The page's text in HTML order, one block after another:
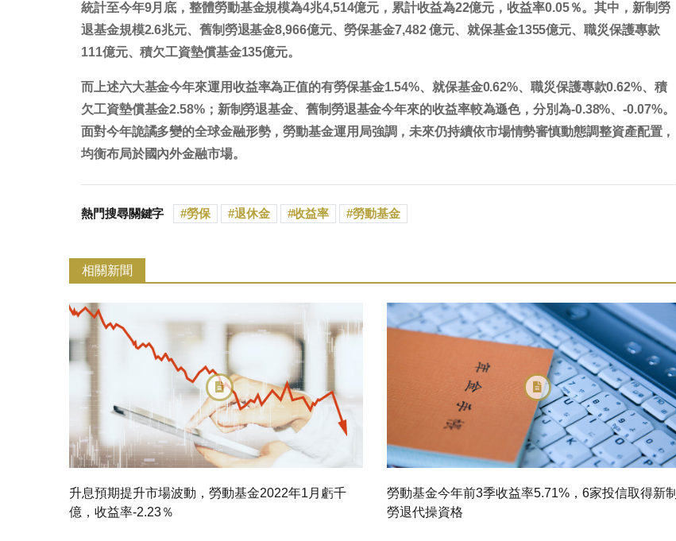
統計至今年9月底，整體勞動基金規模為4兆4,514億元，累計收益為22億元，收益率0.05％。其中，新制勞
退基金規模2.6兆元、舊制勞退基金8,966億元、勞保基金7,482 億元、就保基金1355億元、職災保護專款
111億元、積欠工資墊償基金135億元。
而上述六大基金今年來運用收益率為正值的有勞保基金1.54%、就保基金0.62%、職災保護專款0.62%、積
欠工資墊償基金2.58%；新制勞退基金、舊制勞退基金今年來的收益率較為遜色，分別為-0.38%、-0.07%。
面對今年詭譎多變的全球金融形勢，勞動基金運用局強調，未來仍持續依市場情勢審慎動態調整資產配置，
均衡布局於國內外金融市場。
熱門搜尋關鍵字 勞保 退休金 收益率 勞動基金
相關新聞
升息預期提升市場波動，勞動基金2022年1月虧千
億，收益率-2.23％
勞動基金今年前3季收益率5.71%，6家投信取得新制
勞退代操資格